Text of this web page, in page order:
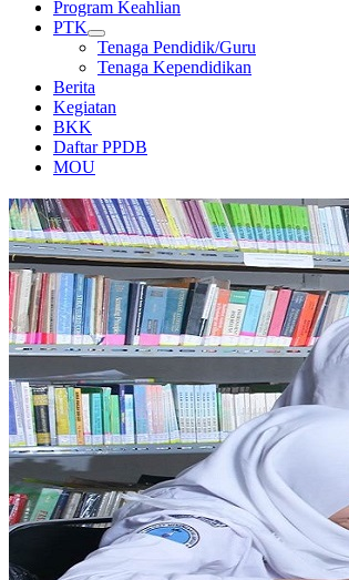
Program Keahlian
PTK
Tenaga Pendidik/Guru
Tenaga Kependidikan
Berita
Kegiatan
BKK
Daftar PPDB
MOU
PERPUSTAKAAN